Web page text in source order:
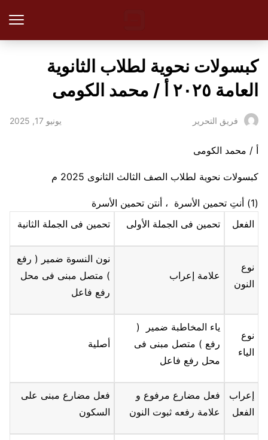
كبسولات نحوية لطلاب الثانوية
العامة ٢٠٢٥ أ / محمد الكومى
فريق التحرير يونيو 17, 2025
أ / محمد الكومى
كبسولات نحوية لطلاب الصف الثالث الثانوى 2025 م
(1) أنتِ تحمين الأسرة ، أنتن تحمين الأسرة
الفعل
تحمين فى الجملة الأولى تحمين فى الجملة الثانية
نوع
النون
علامة إعراب
نون النسوة ضمير ( رفع
) متصل مبنى فى محل
رفع فاعل
نوع
الياء
ياء المخاطبة ضمير (
رفع ) متصل مبنى فى
محل رفع فاعل
أصلية
إعراب
الفعل
فعل مضارع مرفوع و
علامة رفعه ثبوت النون
فعل مضارع مبنى على
السكون